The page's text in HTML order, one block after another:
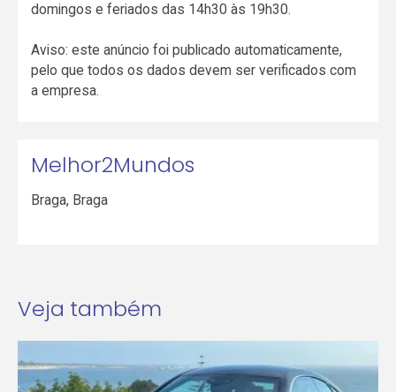
domingos e feriados das 14h30 às 19h30.
Aviso: este anúncio foi publicado automaticamente,
pelo que todos os dados devem ser verificados com
a empresa.
Melhor2Mundos
Braga, Braga
Veja também